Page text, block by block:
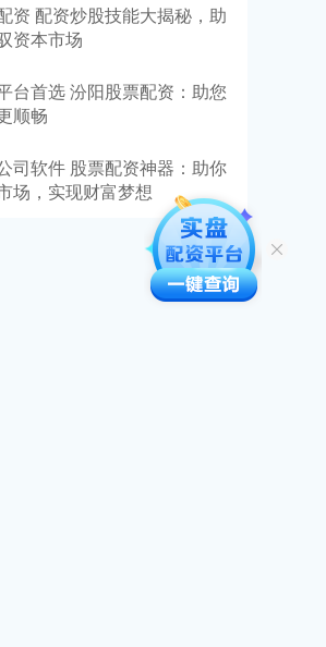
资 配资炒股技能大揭秘，助
资本市场
台首选 汾阳股票配资：助您
顺畅
司软件 股票配资神器：助你
场，实现财富梦想